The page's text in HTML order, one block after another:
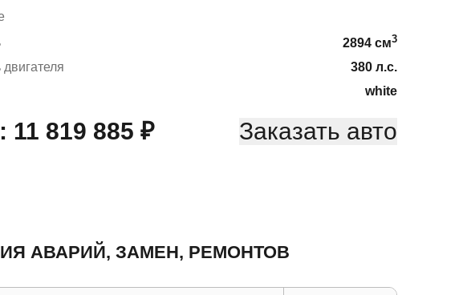
2894 cм3
380 л.с.
white
11 819 885 ₽ Заказать авто
АВАРИЙ, ЗАМЕН, РЕМОНТОВ